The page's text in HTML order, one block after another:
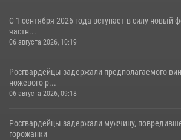
С 1 сентября 2026 года вступает в силу новый
частн...
06 августа 2026, 10:19
Росгвардейцы задержали предполагаемого
ножевого р...
06 августа 2026, 09:18
Росгвардейцы задержали мужчину,
горожанки